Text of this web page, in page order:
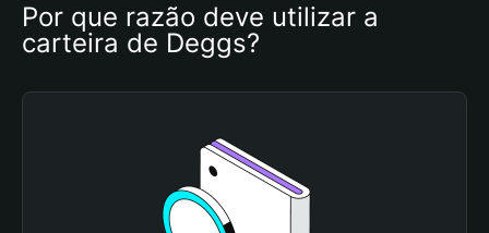
Por que razão deve utilizar a
carteira de Deggs?